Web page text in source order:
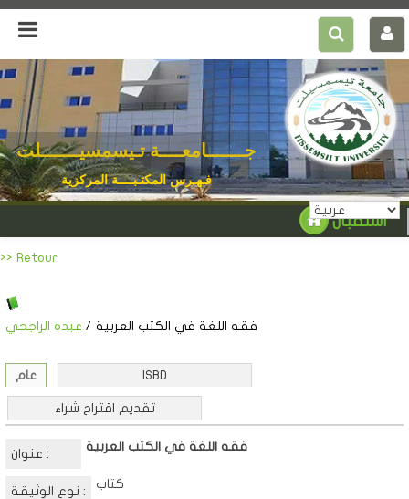
جـــــــامعــــة تـيسمسيـــــــلت
فـهـرس المكتـبــــة المركزية
استقبال
>> Retour
فقه اللغة في الكتب العربية / عبده الراجحي
عام ISBD
تقديم اقتراح شراء
عنوان :
فقه اللغة في الكتب العربية
نوع الوثيقة :
كتاب